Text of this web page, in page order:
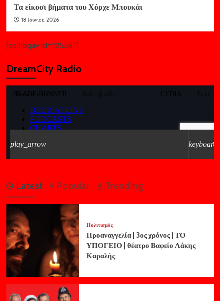
Τα είκοσι βήματα του Χόρχε Μπουκάι
18 Ιουνίου, 2026
[soliloquy id="2558"]
DreamCity Radio
Latest Popular Trending
Πολιτισμός
Προαναγγελία | 3ος χρόνος | ΤΟ
ΥΠΟΓΕΙΟ | θέατρο Βαφείο Λάκης
Καραλής